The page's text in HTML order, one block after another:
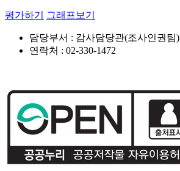
평가하기 그래프보기
담당부서 : 감사담당관(조사인권팀)
연락처 : 02-330-1472